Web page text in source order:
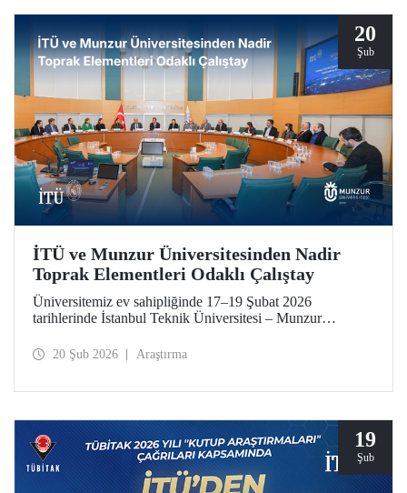
20
Şub
İTÜ ve Munzur Üniversitesinden Nadir
Toprak Elementleri Odaklı Çalıştay
Üniversitemiz ev sahipliğinde 17–19 Şubat 2026
tarihlerinde İstanbul Teknik Üniversitesi – Munzur
düzenlendi. Her iki üniversiteden akademisyenler çalıştaya
20 Şub 2026 Araştırma
19
Şub